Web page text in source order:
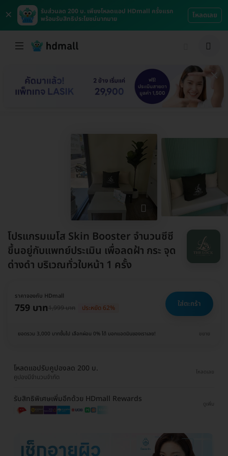
×
รับส่วนลด 200 บ. เพียงโหลดแอป HDmall ครั้งแรก
พร้อมรับสิทธิประโยชน์มากมาย
โหลดเลย
โปรแกรมเมโส Skin Booster จำนวนซีซี
ขึ้นอยู่กับแพทย์ประเมิน เพื่อลดฝ้า กระ จุด
ด่างดำ บริเวณทั่วใบหน้า 1 ครั้ง
ราคาจองกับ HDmall
759 บาท1,999 บาท ประหยัด 62% ใส่ตะกร้า
ยอดรวม 3,000 บาทขึ้นไป เลือกผ่อน 0% ได้ บอกแอดมินของเราเลย! ขยาย
โหลดแอปรับคูปองลด 200 บ.
คูปองมีจำนวนจำกัด
โหลดเลย
รับสิทธิพิเศษเพิ่มอีกด้วย HDmall Rewards
ดูเพิ่ม